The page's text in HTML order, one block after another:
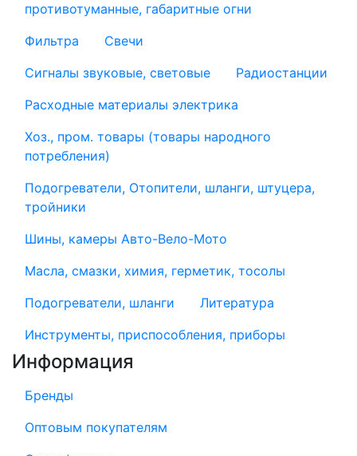
противотуманные, габаритные огни
Фильтра
Свечи
Сигналы звуковые, световые
Радиостанции
Расходные материалы электрика
Хоз., пром. товары (товары народного
потребления)
Подогреватели, Отопители, шланги, штуцера,
тройники
Шины, камеры Авто-Вело-Мото
Масла, смазки, химия, герметик, тосолы
Подогреватели, шланги
Литература
Инструменты, приспособления, приборы
Информация
Бренды
Оптовым покупателям